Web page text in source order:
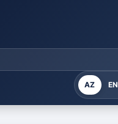
AZ EN